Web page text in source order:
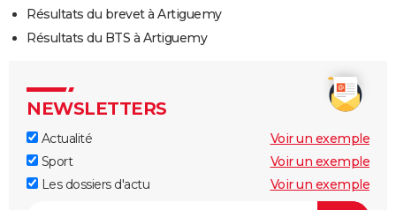
Résultats du brevet à Artiguemy
Résultats du BTS à Artiguemy
NEWSLETTERS
Actualité
Voir un exemple
Sport
Voir un exemple
Les dossiers d'actu
Voir un exemple